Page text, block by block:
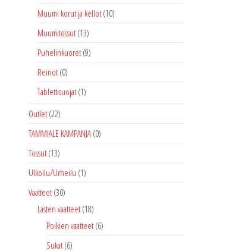
Muumi korut ja kellot (10)
Muumitossut (13)
Puhelinkuoret (9)
Reinot (0)
Tablettisuojat (1)
Outlet (22)
TAMMIALE KAMPANJA (0)
Tossut (13)
Ulkoilu/Urheilu (1)
Vaatteet (30)
Lasten vaatteet (18)
Poikien vaatteet (6)
Sukat (6)